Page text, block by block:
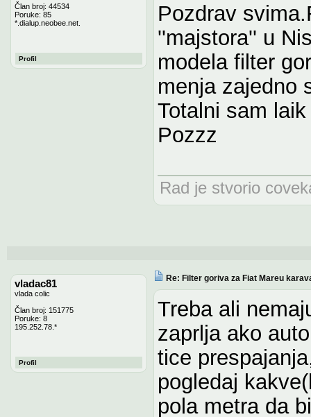
Član broj: 44534
Poruke: 85
*.dialup.neobee.net.
Profil
Pozdrav
''majstora'' u
modela filter
menja zajedno
Totalni sam
Pozzz
Rad je stvorio
vladac81
vlada colic
Član broj: 151775
Poruke: 8
195.252.78.*
Profil
Re: Filter goriva za Fiat Mareu
Treba ali
zaprlja ako
tice
pogledaj
pola metra da